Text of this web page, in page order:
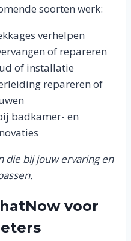
soorten werk:
verhelpen
of repareren
of installatie
repareren of
badkamer- en
die bij jouw ervaring en
voor